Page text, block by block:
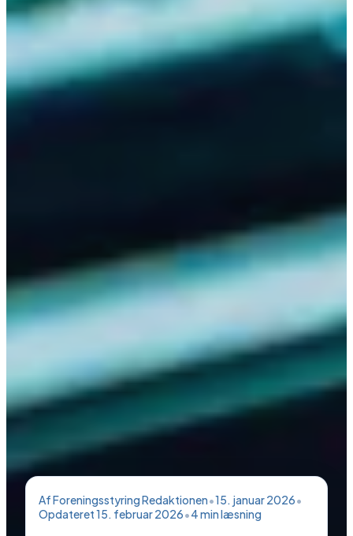
AfForeningsstyring Redaktionen•15. januar 2026•
Opdateret15. februar 2026•4min læsning